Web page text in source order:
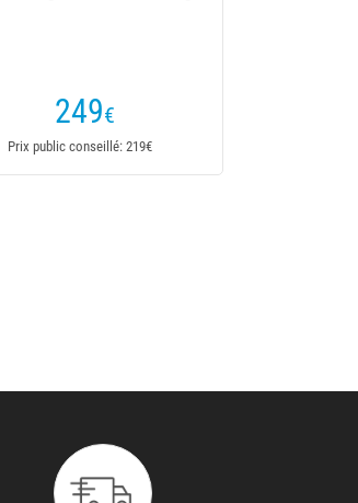
4,50€